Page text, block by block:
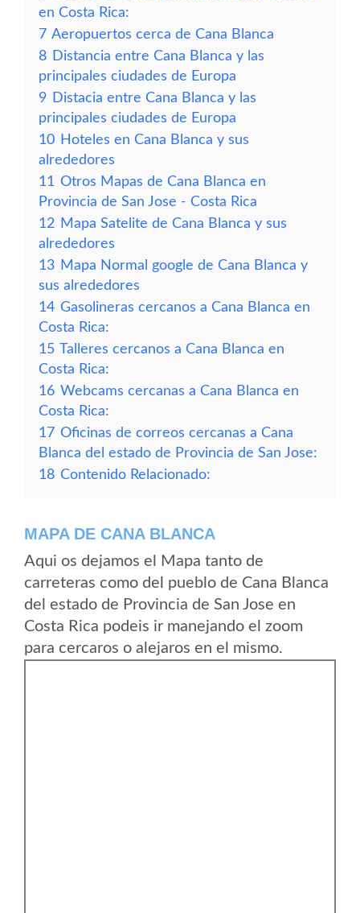
en Costa Rica:
7 Aeropuertos cerca de Cana Blanca
8 Distancia entre Cana Blanca y las
principales ciudades de Europa
9 Distacia entre Cana Blanca y las
principales ciudades de Europa
10 Hoteles en Cana Blanca y sus
alrededores
11 Otros Mapas de Cana Blanca en
Provincia de San Jose - Costa Rica
12 Mapa Satelite de Cana Blanca y sus
alrededores
13 Mapa Normal google de Cana Blanca y
sus alrededores
14 Gasolineras cercanos a Cana Blanca en
Costa Rica:
15 Talleres cercanos a Cana Blanca en
Costa Rica:
16 Webcams cercanas a Cana Blanca en
Costa Rica:
17 Oficinas de correos cercanas a Cana
Blanca del estado de Provincia de San Jose:
18 Contenido Relacionado:
MAPA DE CANA BLANCA
Aqui os dejamos el Mapa tanto de
carreteras como del pueblo de Cana Blanca
del estado de Provincia de San Jose en
Costa Rica podeis ir manejando el zoom
para cercaros o alejaros en el mismo.